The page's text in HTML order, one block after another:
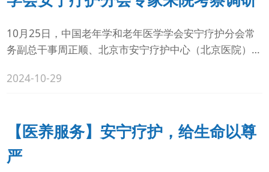
10月25日，中国老年学和老年医学学会安宁疗护分会常
务副总干事周正顺、北京市安宁疗护中心（北京医院）实
2024-10-29
【医养服务】安宁疗护，给生命以尊
严